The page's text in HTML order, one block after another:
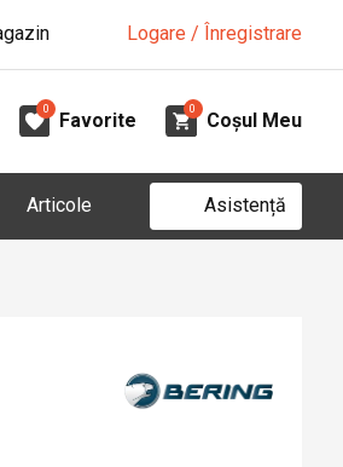
Logare / Înregistrare
0
Favorite
0
Coșul Meu
Articole Asistență